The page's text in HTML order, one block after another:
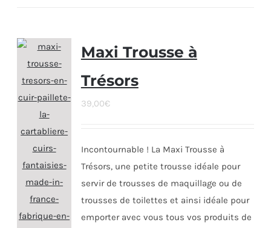
Maxi Trousse à
Trésors
39,00€
Incontournable ! La Maxi Trousse à
Trésors, une petite trousse idéale pour
servir de trousses de maquillage ou de
trousses de toilettes et ainsi idéale pour
emporter avec vous tous vos produits de